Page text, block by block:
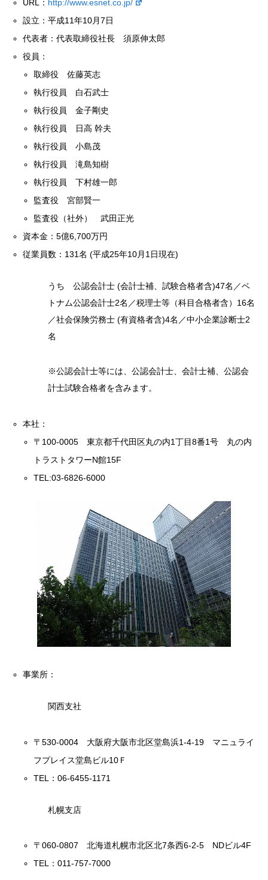
URL： http://www.esnet.co.jp/
設立：平成11年10月7日
代表者：代表取締役社長 須原伸太郎
役員：
取締役 佐藤英志
執行役員 白石武士
執行役員 金子剛史
執行役員 日高 幹夫
執行役員 小島茂
執行役員 滝島知樹
執行役員 下村雄一郎
監査役 宮部賢一
監査役（社外） 武田正光
資本金：5億6,700万円
従業員数：131名 (平成25年10月1日現在)
うち 公認会計士 (会計士補、試験合格者含)47名／ベ
トナム公認会計士2名／税理士等（科目合格者含）16名
／社会保険労務士 (有資格者含)4名／中小企業診断士2
名
※公認会計士等には、公認会計士、会計士補、公認会
計士試験合格者を含みます。
本社：
〒100-0005 東京都千代田区丸の内1丁目8番1号 丸の内
トラストタワーN館15F
TEL:03-6826-6000
事業所：
関西支社
〒530-0004 大阪府大阪市北区堂島浜1-4-19 マニュライ
フプレイス堂島ビル10Ｆ
TEL：06-6455-1171
札幌支店
〒060-0807 北海道札幌市北区北7条西6-2-5 NDビル4F
TEL：011-757-7000